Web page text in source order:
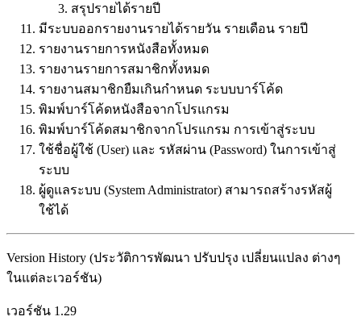
สรุปรายได้รายปี
มีระบบออกรายงานรายได้รายวัน รายเดือน รายปี
รายงานรายการหนังสือทั้งหมด
รายงานรายการสมาชิกทั้งหมด
รายงานสมาชิกยืมเกินกำหนด ระบบบาร์โค้ด
พิมพ์บาร์โค้ดหนังสือจากโปรแกรม
พิมพ์บาร์โค้ดสมาชิกจากโปรแกรม การเข้าสู่ระบบ
ใช้ชื่อผู้ใช้ (User) และ รหัสผ่าน (Password) ในการเข้าสู่
ระบบ
ผู้ดูแลระบบ (System Administrator) สามารถสร้างรหัสผู้
ใช้ได้
Version History (ประวัติการพัฒนา ปรับปรุง เปลี่ยนแปลง ต่างๆ
ในแต่ละเวอร์ชัน)
เวอร์ชัน 1.29